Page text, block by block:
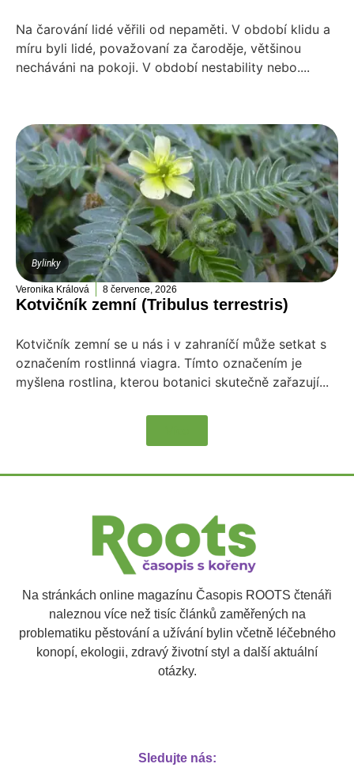
Na čarování lidé věřili od nepaměti. V období klidu a
míru byli lidé, považovaní za čaroděje, většinou
necháváni na pokoji. V období nestability nebo....
Bylinky
Veronika Králová 8 července, 2026
Kotvičník zemní (Tribulus terrestris)
Kotvičník zemní se u nás i v zahraníčí může setkat s
označením rostlinná viagra. Tímto označením je
myšlena rostlina, kterou botanici skutečně zařazují...
Na stránkách online magazínu Časopis ROOTS čtenáři
naleznou více než tisíc článků zaměřených na
problematiku pěstování a užívání bylin včetně léčebného
konopí, ekologii, zdravý životní styl a další aktuální
otázky.
Sledujte nás: